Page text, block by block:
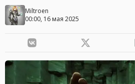
Miltroen
00:00, 16 мая 2025